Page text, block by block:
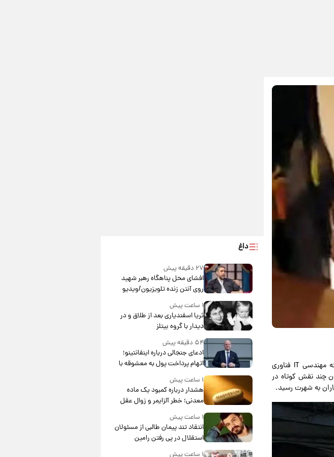
، نیلوفر پارسا متولد ۲۷ فروردین ۱۳۶۹ در تهران، بازیگر است. او دانش‌ آموخته رشته مهندسی IT فناوری
چند نقش کوتاه در
به شهرت رسید.
داغ
۲۷ دقیقه پیش
افشای محل پناهگاه‌ رهبر شهید
روی آنتن زنده تلویزیون/ویدیو
۱ ساعت پیش
ثریا اسفندیاری بعد از طلاق و در
دیدار با گروه بیتلز
۵۴ دقیقه پیش
ادعای جنجالی درباره اینفانتینو؛
اتهام پرداخت پول به معشوقه با
درآمد یوفا
۱ ساعت پیش
هشدار درباره کمبود یک ماده
معدنی؛ خطر آلزایمر و زوال عقل
افزایش می‌یابد؟
۱ ساعت پیش
انتقاد تند پیمان طالبی از مسئولان
استقلال در پی رفتن رامین
رضاییان+ عکس
۱ ساعت پیش